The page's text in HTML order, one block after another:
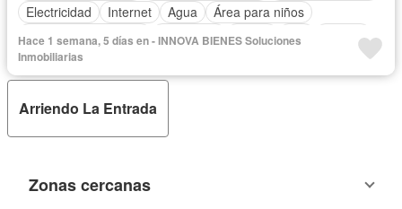
Electricidad
Internet Agua
Área para niños
Garita de guardianía
Seguridad Jardín Wifi
Alarma
Patio
Parcialmente amoblado
Hace 1 semana, 5 días en - INNOVA BIENES Soluciones
Inmobiliarias
Arriendo La Entrada
Zonas cercanas